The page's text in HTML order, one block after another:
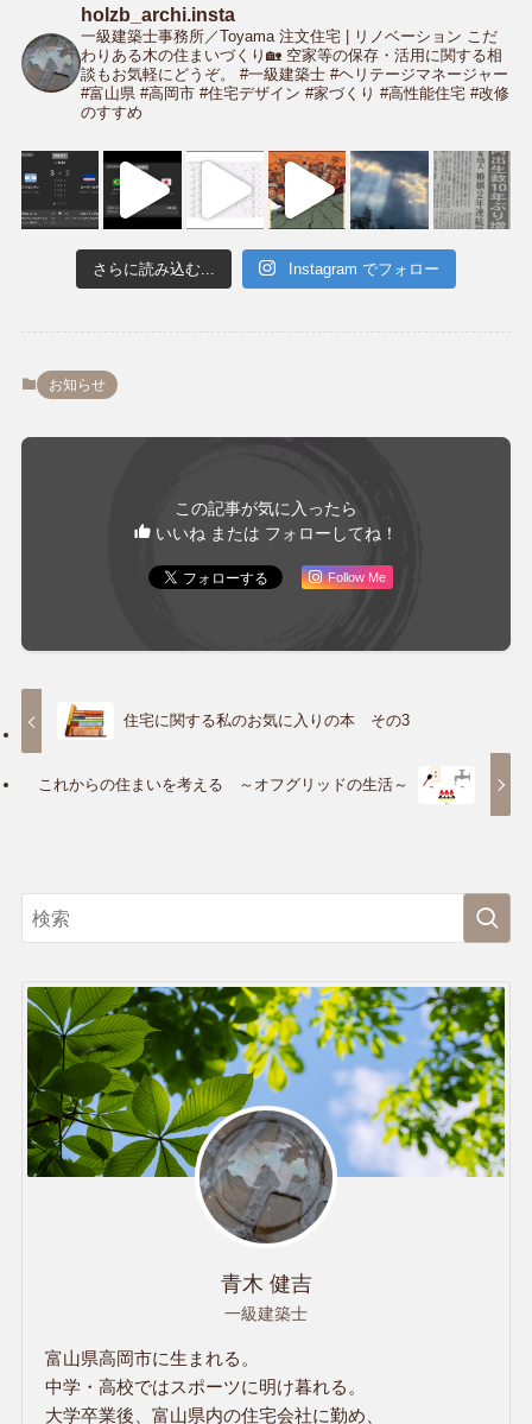
holzb_archi.insta
一級建築士事務所／Toyama注文住宅 | リノベーション こだ
わりある木の住まいづくり🏡空家等の保存・活用に関する相
談もお気軽にどうぞ。
#一級建築士 #ヘリテージマネージャー
#富山県 #高岡市 #住宅デザイン #家づくり #高性能住宅 #改修
のすすめ
さらに読み込む... Instagram でフォロー
お知らせ
この記事が気に入ったら
いいね または フォローしてね！
Follow Me
住宅に関する私のお気に入りの本 その3
これからの住まいを考える ～オフグリッドの生活～
青木 健吉
一級建築士
富山県高岡市に生まれる。
中学・高校ではスポーツに明け暮れる。
大学卒業後、富山県内の住宅会社に勤め、